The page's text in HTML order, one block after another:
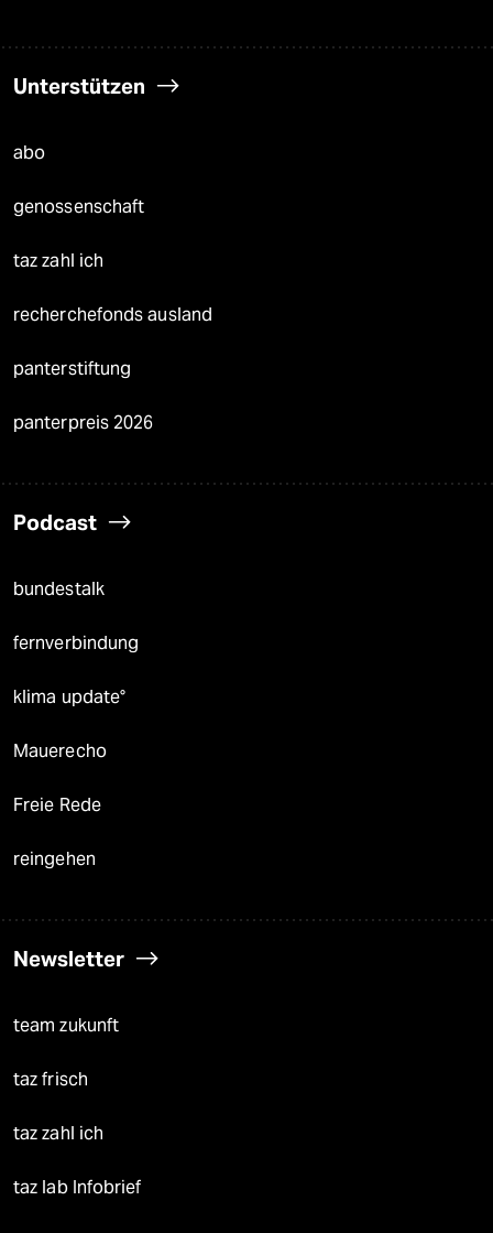
Unterstützen
abo
genossenschaft
taz zahl ich
recherchefonds ausland
panterstiftung
panterpreis 2026
Podcast
bundestalk
fernverbindung
klima update°
Mauerecho
Freie Rede
reingehen
Newsletter
team zukunft
taz frisch
taz zahl ich
taz lab Infobrief